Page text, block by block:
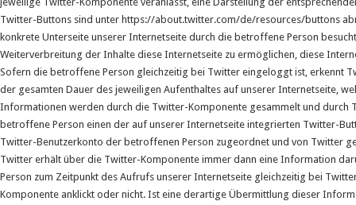
Twitter-Buttons sind unter https://about.twitter.com/de/resources/buttons
konkrete Unterseite unserer Internetseite durch die betroffene Person
Weiterverbreitung der Inhalte diese Internetseite zu ermöglichen, diese
Sofern die betroffene Person gleichzeitig bei Twitter eingeloggt ist, erkennt
der gesamten Dauer des jeweiligen Aufenthaltes auf unserer Internetseite,
Informationen werden durch die Twitter-Komponente gesammelt und
betroffene Person einen der auf unserer Internetseite integrierten Twitter-
Twitter-Benutzerkonto der betroffenen Person zugeordnet und von Twitter
Twitter erhält über die Twitter-Komponente immer dann eine Information
Person zum Zeitpunkt des Aufrufs unserer Internetseite gleichzeitig bei
Komponente anklickt oder nicht. Ist eine derartige Übermittlung dieser